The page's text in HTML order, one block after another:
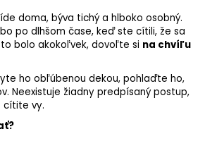
doma, býva tichý a hlboko osobný.
po dlhšom čase, keď ste cítili, že sa
bolo akokoľvek, dovoľte si na chvíľu
ho obľúbenou dekou, pohlaďte ho,
Neexistuje žiadny predpísaný postup,
cítite vy.